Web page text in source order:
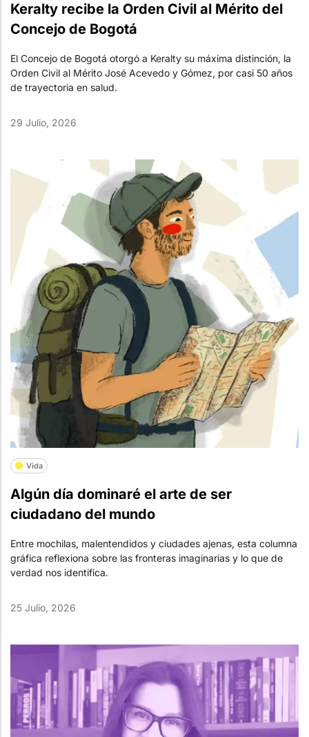
Keralty recibe la Orden Civil al Mérito del
Concejo de Bogotá
El Concejo de Bogotá otorgó a Keralty su máxima distinción, la
Orden Civil al Mérito José Acevedo y Gómez, por casi 50 años
de trayectoria en salud.
29 Julio, 2026
Vida
Algún día dominaré el arte de ser
ciudadano del mundo
Entre mochilas, malentendidos y ciudades ajenas, esta columna
gráfica reflexiona sobre las fronteras imaginarias y lo que de
verdad nos identifica.
25 Julio, 2026